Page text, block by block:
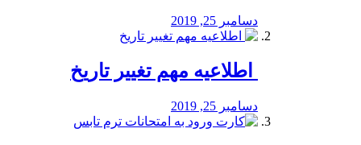
دسامبر 25, 2019
️ اطلاعیه مهم تغییر تاریخ
دسامبر 25, 2019